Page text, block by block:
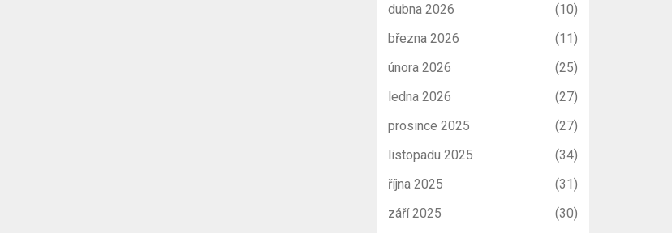
dubna 2026
(10)
března 2026
(11)
února 2026
(25)
ledna 2026
(27)
prosince 2025
(27)
listopadu 2025
(34)
října 2025
(31)
září 2025
(30)